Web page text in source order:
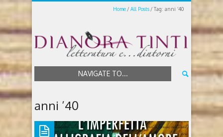
Home All Posts Tag: anni ’40
NAVIGATE TO...
anni ’40